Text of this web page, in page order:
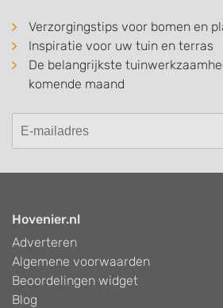
Verzorgingstips voor bomen en
Inspiratie voor uw tuin en terras
De belangrijkste
komende maand
Hovenier.nl
Adverteren
Algemene voorwaarden
Beoordelingen widget
Blog